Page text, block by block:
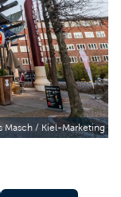
Masch / Kiel-Marketing